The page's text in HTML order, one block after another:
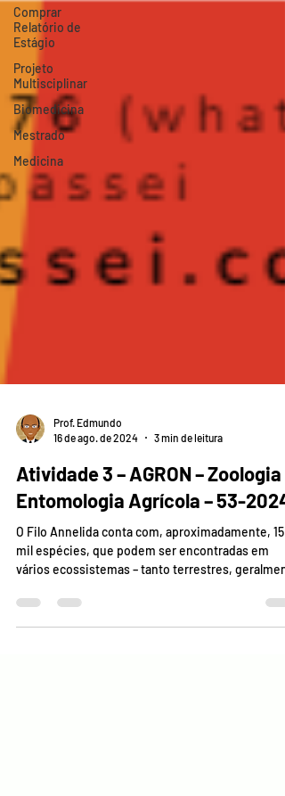
Comprar
Relatório de
Estágio
Projeto
Multisciplinar
Biomedicina
Mestrado
Medicina
Prof. Edmundo
Atividade 3 – AGRON – Zoologia e
Entomologia Agrícola – 53-2024
O Filo Annelida conta com, aproximadamente, 15
mil espécies, que podem ser encontradas em